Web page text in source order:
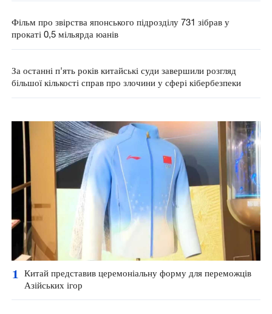
Фільм про звірства японського підрозділу 731 зібрав у
прокаті 0,5 мільярда юанів
За останні п'ять років китайські суди завершили розгляд
більшої кількості справ про злочини у сфері кібербезпеки
1
Китай представив церемоніальну форму для переможців
Азійських ігор